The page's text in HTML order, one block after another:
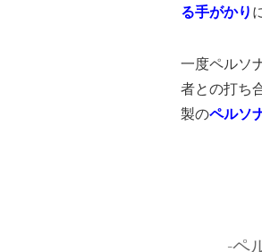
る手がかり
一度ペルソ
者との打ち
製のペルソ
-ペ